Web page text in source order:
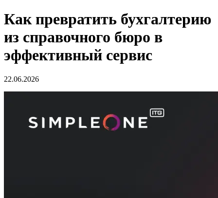
Как превратить бухгалтерию
из справочного бюро в
эффективный сервис
22.06.2026